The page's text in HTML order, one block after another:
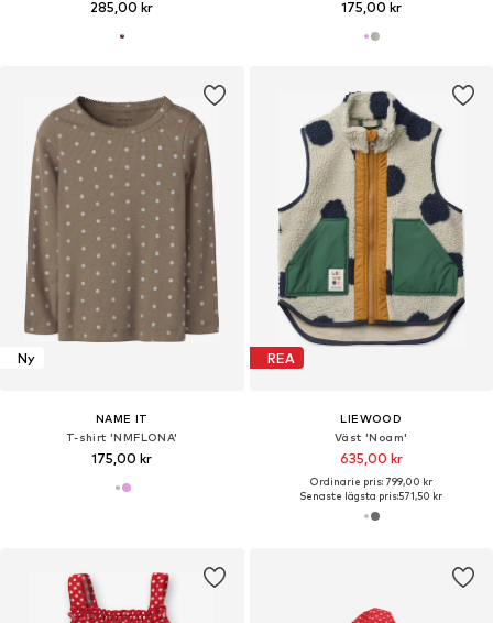
285,00 kr 175,00 kr
Ny
NAME IT
T-shirt 'NMFLONA'
175,00 kr
REA
LIEWOOD
Väst 'Noam'
635,00 kr
Ordinarie pris: 799,00 kr
Senaste lägsta pris:571,50 kr